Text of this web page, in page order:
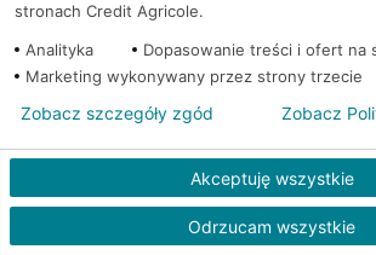
Mysłowice, Gen.Ziętka 63 Bankomat
Mysłowice, Moniuszki 61 Bankomat
Mysłowice, Piastów 19 Bankomat
stronach Credit Agricole.
Analityka
Dopasowanie treści i ofert na
Marketing wykonywany przez strony trzecie
Akceptuję wszystkie
Odrzucam wszystkie
Zobacz szczegóły zgód Zobacz